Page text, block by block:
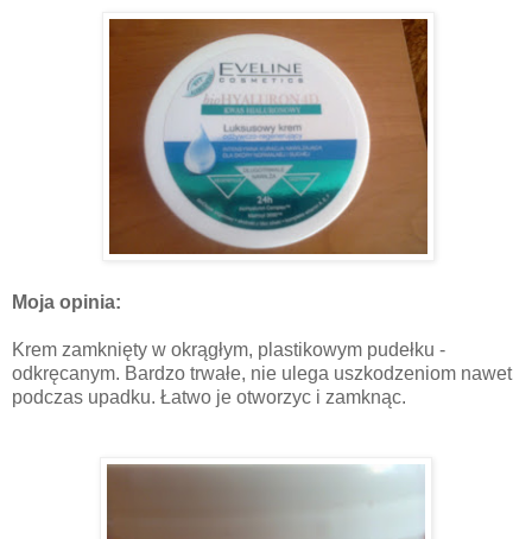
Moja opinia:
Krem zamknięty w okrągłym, plastikowym pudełku -
odkręcanym. Bardzo trwałe, nie ulega uszkodzeniom nawet
podczas upadku. Łatwo je otworzyc i zamknąc.